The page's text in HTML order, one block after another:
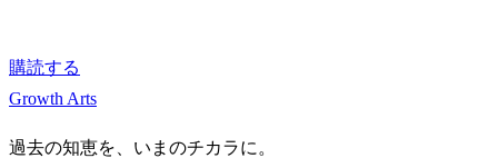
購読する
Growth Arts
過去の知恵を、いまのチカラに。